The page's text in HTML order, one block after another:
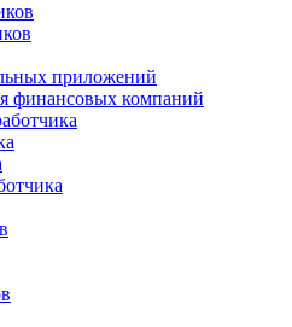
приложений
финансовых компаний